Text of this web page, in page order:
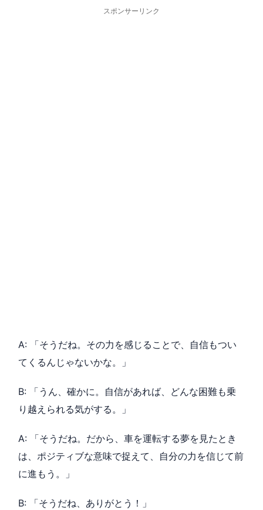
スポンサーリンク
A: 「そうだね。その力を感じることで、自信もつい
てくるんじゃないかな。」
B: 「うん、確かに。自信があれば、どんな困難も乗
り越えられる気がする。」
A: 「そうだね。だから、車を運転する夢を見たとき
は、ポジティブな意味で捉えて、自分の力を信じて前
に進もう。」
B: 「そうだね、ありがとう！」